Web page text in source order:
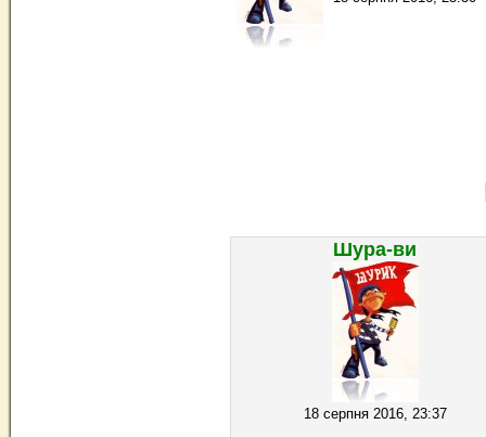
Шура-ви
18 серпня 2016, 23:37